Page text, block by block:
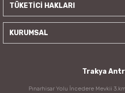
TÜKETİCİ HAKLARI
KURUMSAL
Trakya
Pınarhisar Yolu İncedere Mevkii